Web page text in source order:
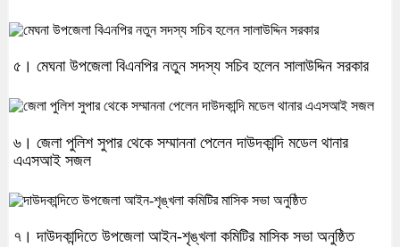
৫। মেঘনা উপজেলা বিএনপির নতুন সদস্য সচিব হলেন সালাউদ্দিন সরকার
৬। জেলা পুলিশ সুপার থেকে সম্মাননা পেলেন দাউদকান্দি মডেল থানার
এএসআই সজল
৭। দাউদকান্দিতে উপজেলা আইন-শৃঙ্খলা কমিটির মাসিক সভা অনুষ্ঠিত